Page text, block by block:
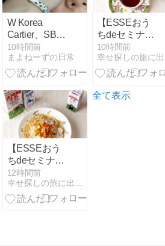
W Korea
Cartier、SBS
Summer ブル
ーカーペット
10時間前
まよねーずの日常
【ESSEおう
ちdeセミナー
2026夏♪DM三
井製糖「整
【ととのえ】
10時間前
【ESSEおう
ちdeセミナー
2026夏♪日本
テトラパック
「ロングライ
12時間前
幸せ探しの旅に出ようinアメブロ
全て表示